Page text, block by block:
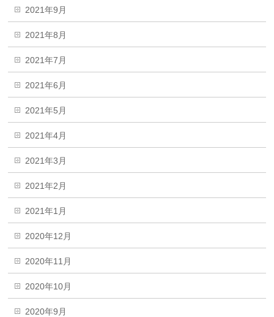
2021年9月
2021年8月
2021年7月
2021年6月
2021年5月
2021年4月
2021年3月
2021年2月
2021年1月
2020年12月
2020年11月
2020年10月
2020年9月